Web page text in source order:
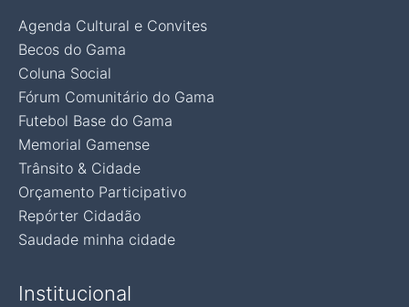
Agenda Cultural e Convites
Becos do Gama
Coluna Social
Fórum Comunitário do Gama
Futebol Base do Gama
Memorial Gamense
Trânsito & Cidade
Orçamento Participativo
Repórter Cidadão
Saudade minha cidade
Institucional